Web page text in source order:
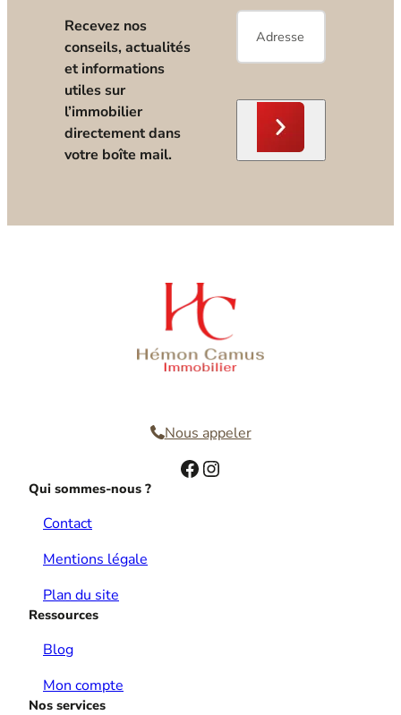
Recevez nos
conseils, actualités
et informations
utiles sur
l’immobilier
directement dans
votre boîte mail.
E-
mail*
Nous appeler
Facebook Instagram
Qui sommes-nous ?
Contact
Mentions légale
Plan du site
Ressources
Blog
Mon compte
Nos services